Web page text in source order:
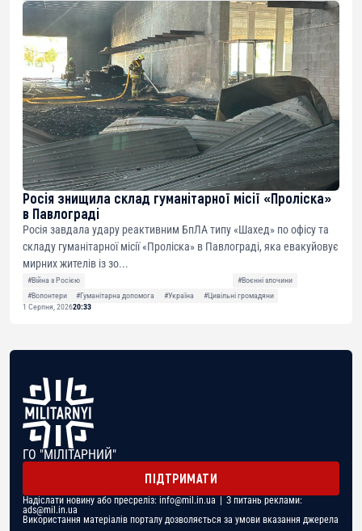
Росія знищила склад гуманітарної місії «Проліска»
в Павлограді
Росія завдала удару реактивним БпЛА типу «Шахед» по офісу та
складу гуманітарної місії «Проліска» в Павлограді, яка евакуйовує
мирних жителів із зо...
#Війна з Росією
#Воєнні злочини
#Волонтери
#Гуманітарна допомога #Україна
#Цивільні громадяни
1 Серпня, 202620:33
ГО "МІЛІТАРНИЙ"
ПІДТРИМАТИ
Надіслати новину або пресреліз: info@mil.in.ua | З питань реклами:
ads@mil.in.ua
Використання матеріалів порталу дозволяється за умови вказання джерела